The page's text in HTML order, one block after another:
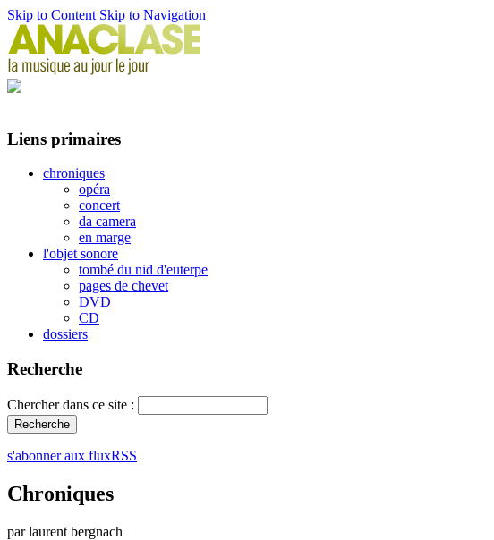
Skip to Content Skip to Navigation
Liens primaires
chroniques
opéra
concert
da camera
en marge
l'objet sonore
tombé du nid d'euterpe
pages de chevet
DVD
CD
dossiers
Recherche
Chercher dans ce site :
s'abonner aux fluxRSS
Chroniques
par laurent bergnach